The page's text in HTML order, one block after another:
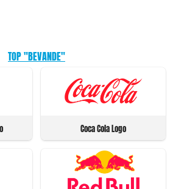
TOP "BEVANDE"
Coca Cola Logo